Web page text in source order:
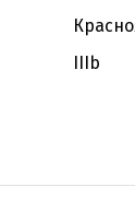
IIIb